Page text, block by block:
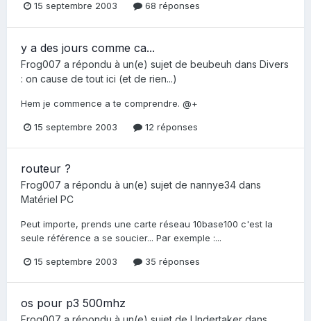
15 septembre 2003 68 réponses
y a des jours comme ca...
Frog007 a répondu à un(e) sujet de beubeuh dans Divers
: on cause de tout ici (et de rien...)
Hem je commence a te comprendre. @+
15 septembre 2003 12 réponses
routeur ?
Frog007 a répondu à un(e) sujet de nannye34 dans
Matériel PC
Peut importe, prends une carte réseau 10base100 c'est la
seule référence a se soucier... Par exemple :...
15 septembre 2003 35 réponses
os pour p3 500mhz